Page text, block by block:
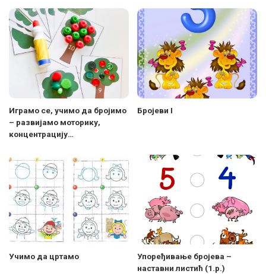
Играмо се, учимо да бројимо
– развијамо моторику,
концентрацију…
Бројеви I
Учимо да цртамо
Упоређивање бројева –
наставни листић (1.р.)